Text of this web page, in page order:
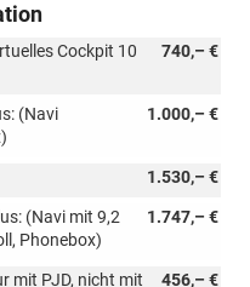
740,– €
Cockpit 10
1.000,– €
(Navi
1.530,– €
1.747,– €
(Navi mit 9,2
Phonebox)
456,– €
mit PJD, nicht mit